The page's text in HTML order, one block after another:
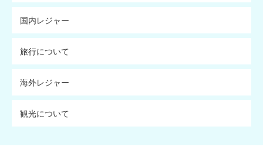
国内レジャー
旅行について
海外レジャー
観光について